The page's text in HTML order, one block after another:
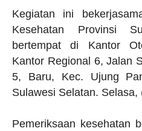
Kegiatan ini
Kesehatan Provinsi
bertempat di Kantor
Kantor Regional 6, Jalan
5, Baru, Kec. Ujung
Sulawesi Selatan. Selasa,
Pemeriksaan kesehatan